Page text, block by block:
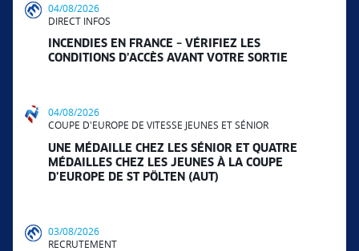
04/08/2026
DIRECT INFOS
INCENDIES EN FRANCE – VÉRIFIEZ LES
CONDITIONS D’ACCÈS AVANT VOTRE SORTIE
04/08/2026
COUPE D'EUROPE DE VITESSE JEUNES ET SÉNIOR
UNE MÉDAILLE CHEZ LES SÉNIOR ET QUATRE
MÉDAILLES CHEZ LES JEUNES À LA COUPE
D’EUROPE DE ST PÖLTEN (AUT)
03/08/2026
RECRUTEMENT